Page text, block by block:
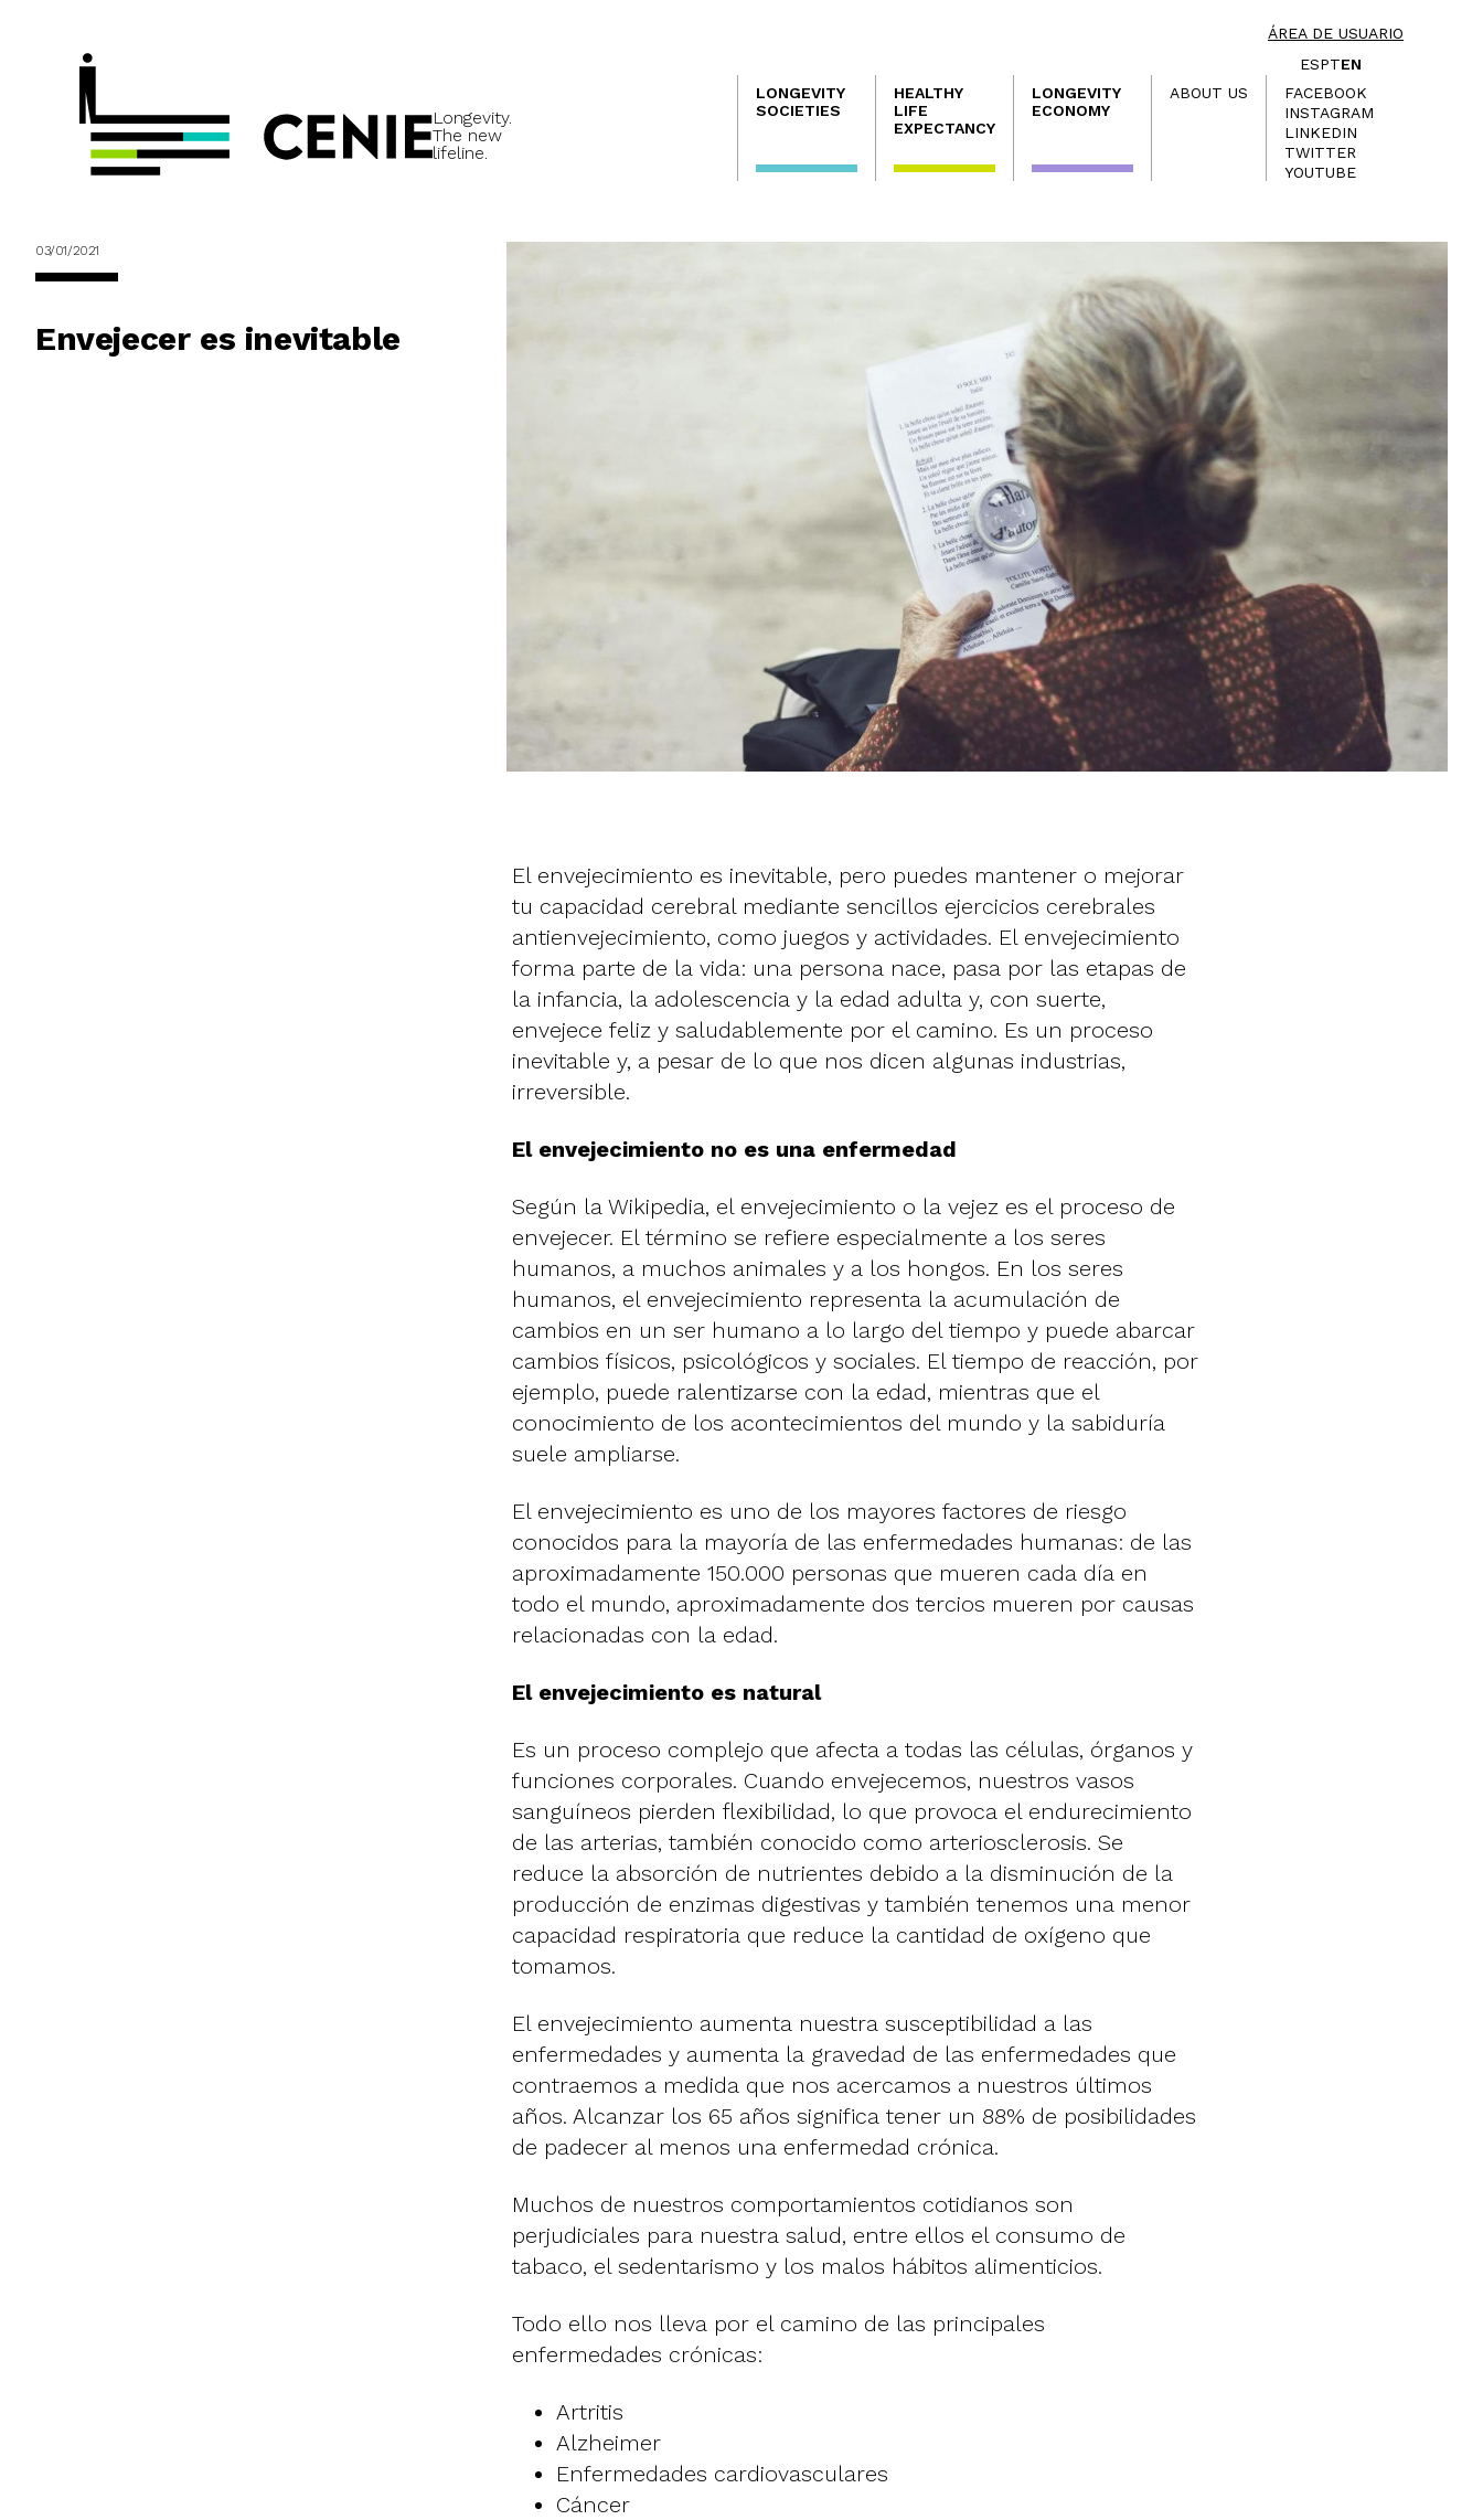
ÁREA DE USUARIO
Longevity.
The new
lifeline.
ESPTEN
Navegación
principal
LONGEVITY
SOCIETIES
HEALTHY
LIFE
EXPECTANCY
LONGEVITY
ECONOMY
ABOUT US
FACEBOOK
INSTAGRAM
LINKEDIN
TWITTER
YOUTUBE
03/01/2021
Envejecer es inevitable
El envejecimiento es inevitable, pero puedes mantener o mejorar
tu capacidad cerebral mediante sencillos ejercicios cerebrales
antienvejecimiento, como juegos y actividades. El envejecimiento
forma parte de la vida: una persona nace, pasa por las etapas de
la infancia, la adolescencia y la edad adulta y, con suerte,
envejece feliz y saludablemente por el camino. Es un proceso
inevitable y, a pesar de lo que nos dicen algunas industrias,
irreversible.
El envejecimiento no es una enfermedad
Según la Wikipedia, el envejecimiento o la vejez es el proceso de
envejecer. El término se refiere especialmente a los seres
humanos, a muchos animales y a los hongos. En los seres
humanos, el envejecimiento representa la acumulación de
cambios en un ser humano a lo largo del tiempo y puede abarcar
cambios físicos, psicológicos y sociales. El tiempo de reacción, por
ejemplo, puede ralentizarse con la edad, mientras que el
conocimiento de los acontecimientos del mundo y la sabiduría
suele ampliarse.
El envejecimiento es uno de los mayores factores de riesgo
conocidos para la mayoría de las enfermedades humanas: de las
aproximadamente 150.000 personas que mueren cada día en
todo el mundo, aproximadamente dos tercios mueren por causas
relacionadas con la edad.
El envejecimiento es natural
Es un proceso complejo que afecta a todas las células, órganos y
funciones corporales. Cuando envejecemos, nuestros vasos
sanguíneos pierden flexibilidad, lo que provoca el endurecimiento
de las arterias, también conocido como arteriosclerosis. Se
reduce la absorción de nutrientes debido a la disminución de la
producción de enzimas digestivas y también tenemos una menor
capacidad respiratoria que reduce la cantidad de oxígeno que
tomamos.
El envejecimiento aumenta nuestra susceptibilidad a las
enfermedades y aumenta la gravedad de las enfermedades que
contraemos a medida que nos acercamos a nuestros últimos
años. Alcanzar los 65 años significa tener un 88% de posibilidades
de padecer al menos una enfermedad crónica.
Muchos de nuestros comportamientos cotidianos son
perjudiciales para nuestra salud, entre ellos el consumo de
tabaco, el sedentarismo y los malos hábitos alimenticios.
Todo ello nos lleva por el camino de las principales
enfermedades crónicas:
Artritis
Alzheimer
Enfermedades cardiovasculares
Cáncer